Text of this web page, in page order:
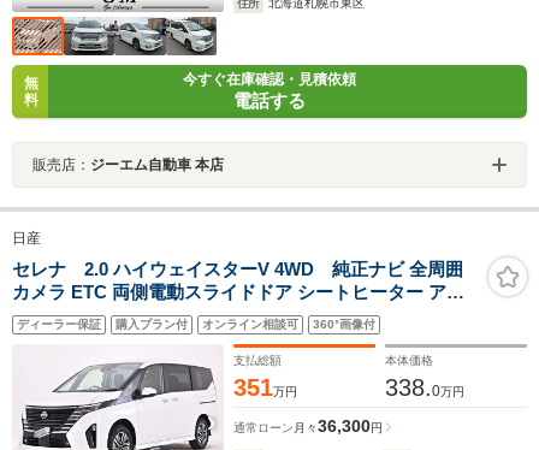
住所 北海道札幌市東区
無
料
今すぐ在庫確認・見積依頼
電話する
販売店： ジーエム自動車 本店
日産
セレナ 2.0 ハイウェイスターV 4WD 純正ナビ 全周囲
カメラ ETC 両側電動スライドドア シートヒーター アダ
プティブクルーズコントロール レーンキープアシスト
ディーラー保証 購入プラン付 オンライン相談可 360°画像付
支払総額
351万円
本体価格
338.0万円
通常ローン 月々36,300円